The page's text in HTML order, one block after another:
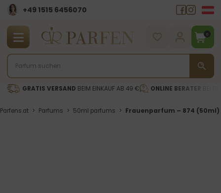
+49 1515 6456070
0
GRATIS VERSAND BEIM EINKAUF AB 49 € ONLINE BERATER
Parfens.at > Parfums > 50ml parfums > Frauenparfum – 874 (50ml)